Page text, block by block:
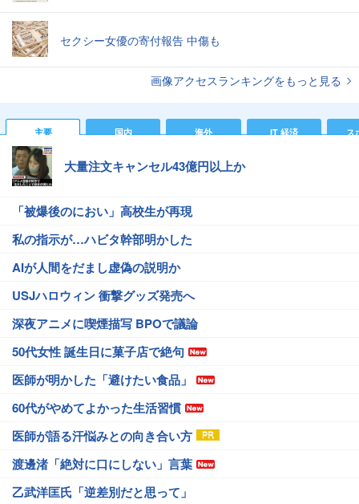
セクシー女優の寄付報告 中傷も
画像アクセスランキングをもっと見る
主要 国内 海外 IT 経済 ス
大量注文キャンセル43億円以上か
「被爆後のにおい」高校生が再現
私の指示が…ハビタ幹部明かした
AIが人間をだまし虚偽の説明か
USJハロウィン 衝撃グッズ発売へ
深夜アニメに喫煙描写 BPOで議論
50代女性 誕生日に菓子店で絶句
医師が明かした「避けたい食品」
60代がやめてよかった生活習慣
医師が語る汗悩みとの向き合い方
渡邊渚「絶対に口にしない」言葉
乙武洋匡氏「逆差別だと思って」